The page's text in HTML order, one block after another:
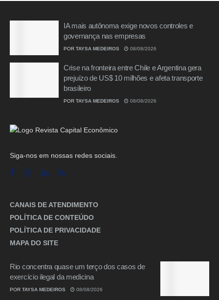
IA mais autônoma exige novos controles e
governança nas empresas
POR TAYSA MEDEIROS 08/08/2026
Crise na fronteira entre Chile e Argentina gera
prejuízo de US$ 10 milhões e afeta transporte
brasileiro
POR TAYSA MEDEIROS 08/08/2026
Siga-nos em nossas redes sociais.
CANAIS DE ATENDIMENTO
POLÍTICA DE CONTEÚDO
POLÍTICA DE PRIVACIDADE
MAPA DO SITE
Rio concentra quase um terço dos casos de
exercício ilegal da medicina
POR TAYSA MEDEIROS 08/08/2026